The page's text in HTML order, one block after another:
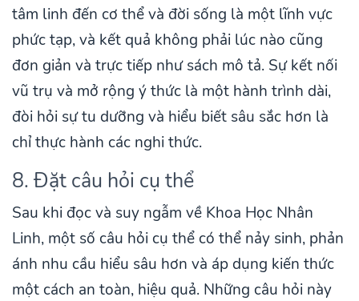
tâm linh đến cơ thể và đời sống là một lĩnh vực
phức tạp, và kết quả không phải lúc nào cũng
đơn giản và trực tiếp như sách mô tả. Sự kết nối
vũ trụ và mở rộng ý thức là một hành trình dài,
đòi hỏi sự tu dưỡng và hiểu biết sâu sắc hơn là
chỉ thực hành các nghi thức.
8. Đặt câu hỏi cụ thể
Sau khi đọc và suy ngẫm về Khoa Học Nhân
Linh, một số câu hỏi cụ thể có thể nảy sinh, phản
ánh nhu cầu hiểu sâu hơn và áp dụng kiến thức
một cách an toàn, hiệu quả. Những câu hỏi này